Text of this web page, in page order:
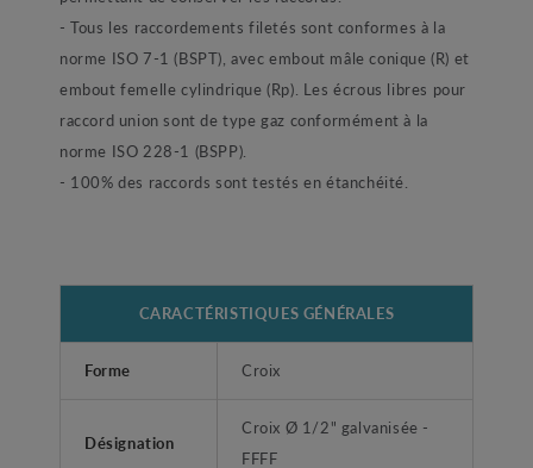
- Tous les raccordements filetés sont conformes à la
norme ISO 7-1 (BSPT), avec embout mâle conique (R) et
embout femelle cylindrique (Rp). Les écrous libres pour
raccord union sont de type gaz conformément à la
norme ISO 228-1 (BSPP).
- 100% des raccords sont testés en étanchéité.
CARACTÉRISTIQUES GÉNÉRALES
Forme Croix
Désignation
Croix Ø 1/2" galvanisée -
FFFF